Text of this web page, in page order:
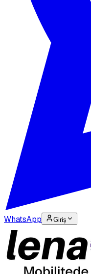
WhatsApp Giriş